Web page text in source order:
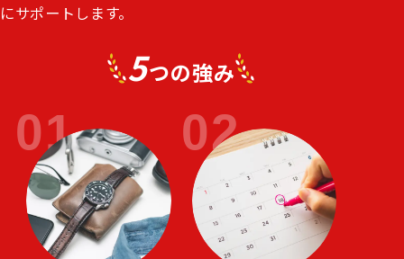
にサポートします。
5つの強み